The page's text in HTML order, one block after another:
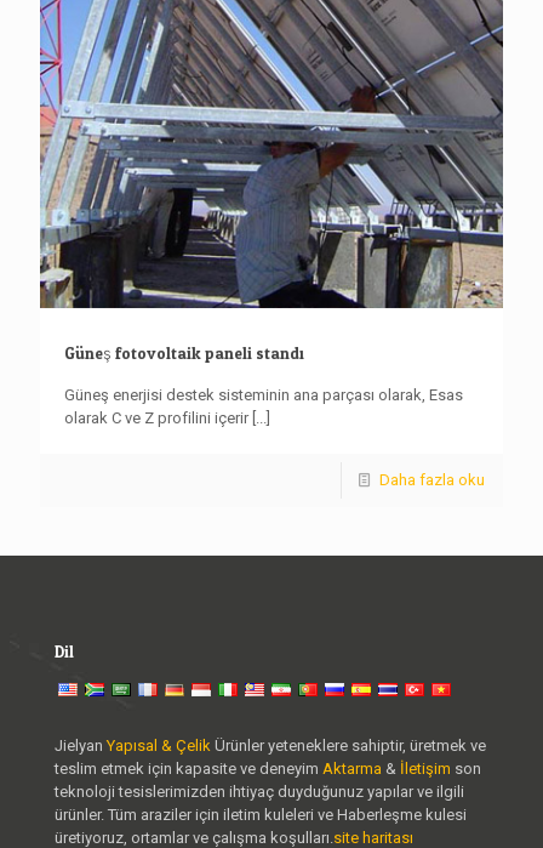
Güneş fotovoltaik paneli standı
Güneş enerjisi destek sisteminin ana parçası olarak, Esas
olarak C ve Z profilini içerir[...]
Daha fazla oku
Dil
Jielyan Yapısal & Çelik Ürünler yeteneklere sahiptir, üretmek ve
teslim etmek için kapasite ve deneyim Aktarma & İletişim son
teknoloji tesislerimizden ihtiyaç duyduğunuz yapılar ve ilgili
ürünler. Tüm araziler için iletim kuleleri ve Haberleşme kulesi
üretiyoruz, ortamlar ve çalışma koşulları. site haritası